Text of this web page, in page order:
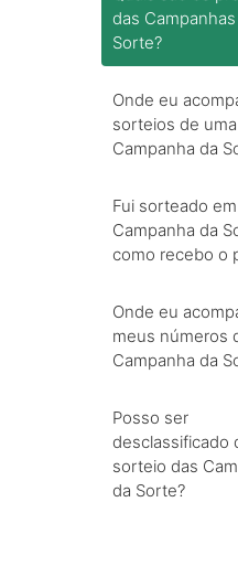
das
Sorte?
Onde eu
sorteios de uma
Campanha da
Fui sorteado
Campanha da
como recebo o
Onde eu
meus números
Campanha da
Posso ser
desclassificado
sorteio das
da Sorte?